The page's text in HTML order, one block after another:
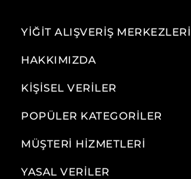
YİĞİT ALIŞVERİŞ MERKEZLERİ
HAKKIMIZDA
KİŞİSEL VERİLER
POPÜLER KATEGORİLER
MÜŞTERİ HİZMETLERİ
YASAL VERİLER